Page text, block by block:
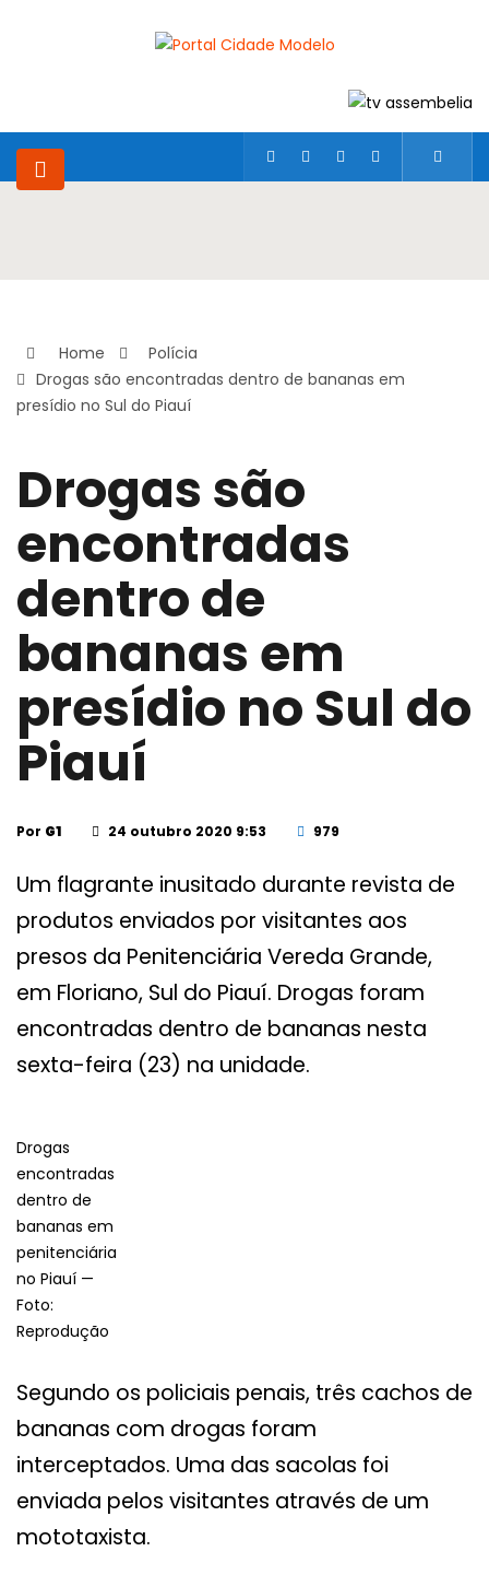
Home
Polícia
Drogas são encontradas dentro de bananas em
presídio no Sul do Piauí
Drogas são
encontradas
dentro de
bananas em
presídio no Sul do
Piauí
Por G1 24 outubro 2020 9:53 979
Um flagrante inusitado durante revista de
produtos enviados por visitantes aos
presos da Penitenciária Vereda Grande,
em Floriano, Sul do Piauí. Drogas foram
encontradas dentro de bananas nesta
sexta-feira (23) na unidade.
Drogas
encontradas
dentro de
bananas em
penitenciária
no Piauí —
Foto:
Reprodução
Segundo os policiais penais, três cachos de
bananas com drogas foram
interceptados. Uma das sacolas foi
enviada pelos visitantes através de um
mototaxista.